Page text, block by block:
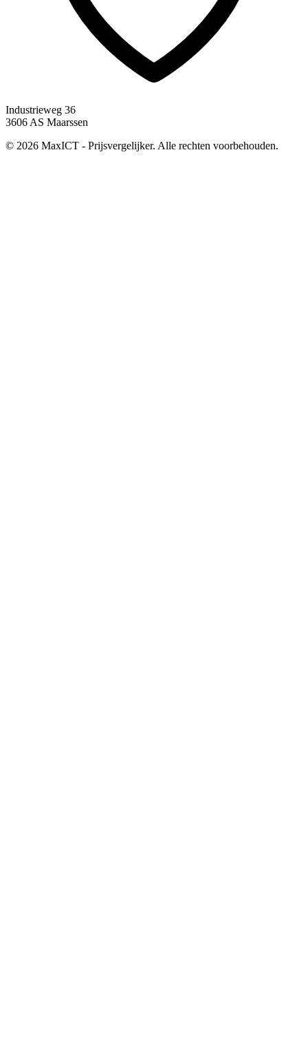
Industrieweg 36
3606 AS Maarssen
© 2026 MaxICT - Prijsvergelijker. Alle rechten voorbehouden.